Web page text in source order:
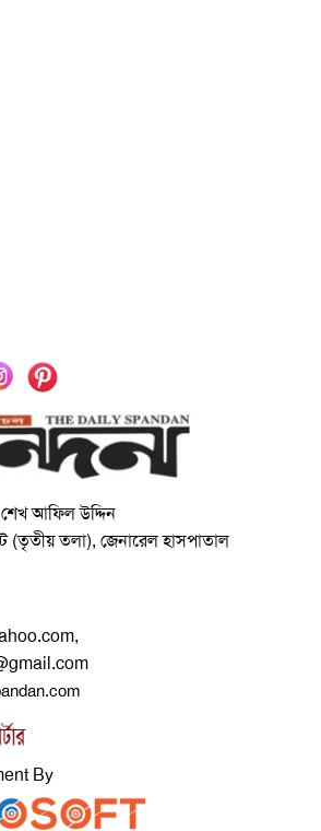
আফিল উদ্দিন
(তৃতীয় তলা), জেনারেল হাসপাতাল
By